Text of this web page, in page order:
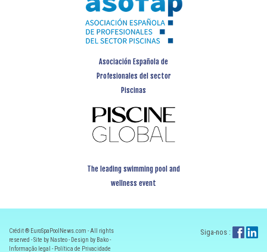
Asociación Española de
Profesionales del sector
Piscinas
The leading swimming pool and
wellness event
Crédit ® EuroSpaPoolNews.com - All rights
reserved - Site by Nasteo - Design by Bako -
Informação legal - Política de Privacidade
Siga-nos :